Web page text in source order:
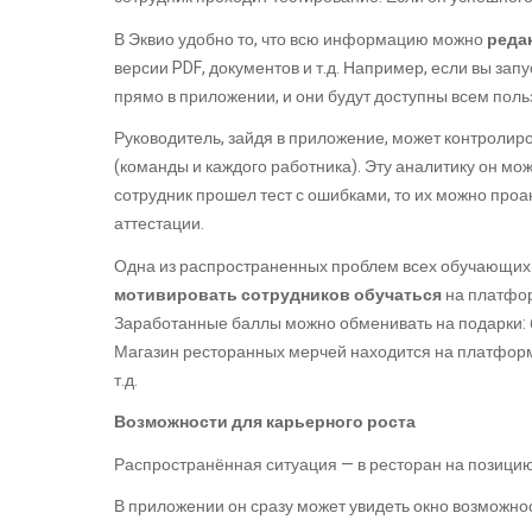
В Эквио удобно то, что всю информацию можно
версии PDF, документов и т.д. Например, если вы
прямо в приложении, и они будут доступны всем
Руководитель, зайдя в приложение, может
(команды и каждого работника). Эту аналитику он
сотрудник прошел тест с ошибками, то их можно
аттестации.
Одна из распространенных проблем всех
мотивировать сотрудников обучатьсяна
Заработанные баллы можно обменивать на подарки:
Магазин ресторанных мерчей находится на
т.д.
Возможности для карьерного роста
Распространённая ситуация — в ресторан на
В приложении он сразу может увидеть окно